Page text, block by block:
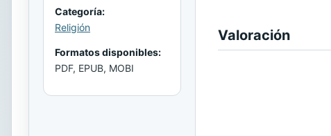
Categoría:
Religión
Formatos disponibles:
PDF, EPUB, MOBI
Valoración